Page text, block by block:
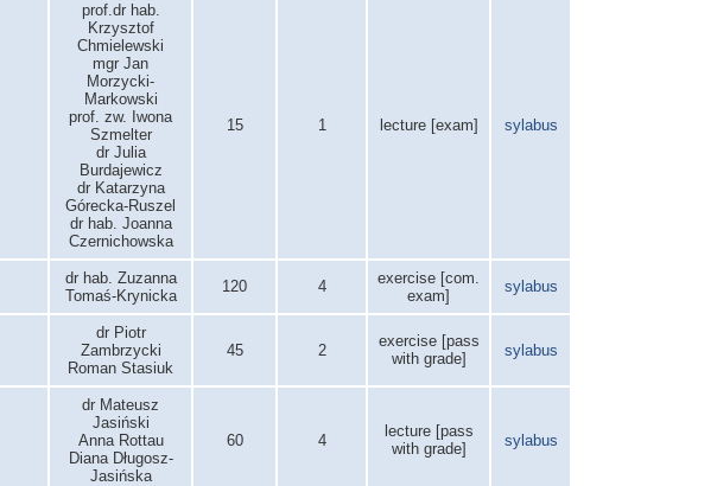
prof.dr hab.
Krzysztof
Chmielewski
mgr Jan
Morzycki-
Markowski
prof. zw. Iwona
Szmelter
dr Julia
Burdajewicz
dr Katarzyna
Górecka-Ruszel
dr hab. Joanna
Czernichowska
15 1 lecture [exam] sylabus
dr hab. Zuzanna
Tomaś-Krynicka
120 4
exercise [com.
exam]
sylabus
dr Piotr
Zambrzycki
Roman Stasiuk
45 2
exercise [pass
with grade]
sylabus
dr Mateusz
Jasiński
Anna Rottau
Diana Długosz-
Jasińska
60 4
lecture [pass
with grade]
sylabus